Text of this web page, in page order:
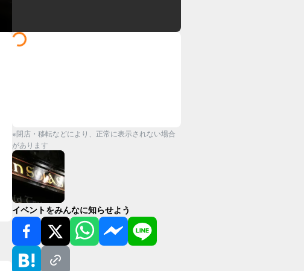
※閉店・移転などにより、正常に表示されない場合
があります
イベントをみんなに知らせよう